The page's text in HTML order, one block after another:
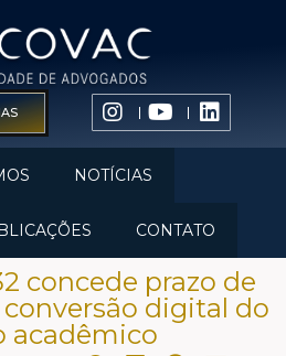
NOTÍCIAS
CONTATO
concede prazo de
digital do
acadêmico